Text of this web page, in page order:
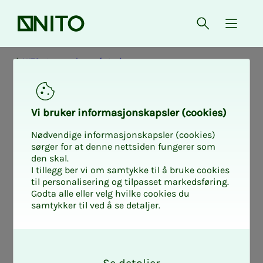
Front page Open{
NITO at your place of study
Vi bruk­er in­­­for­­masjon­skap­sler (cook­ies)
Nødvendige informasjonskapsler (cookies)
sørger for at denne nettsiden fungerer som
den skal.
I tillegg ber vi om samtykke til å bruke cookies
til personalisering og tilpasset markedsføring.
Godta alle eller velg hvilke cookies du
samtykker til ved å se detaljer.